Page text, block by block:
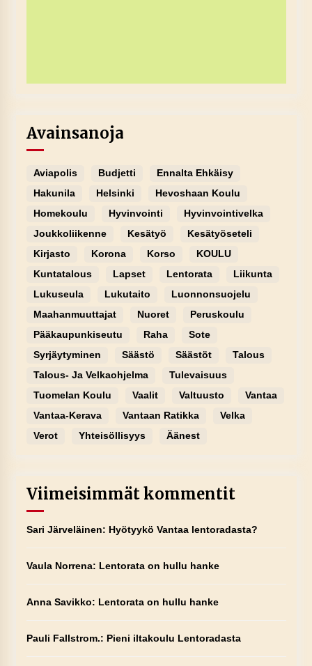
Avainsanoja
Aviapolis Budjetti
Ennalta Ehkäisy
Hakunila
Helsinki
Hevoshaan Koulu
Homekoulu
Hyvinvointi
Hyvinvointivelka
Joukkoliikenne
Kesätyö
Kesätyöseteli
Kirjasto
Korona Korso
KOULU
Kuntatalous
Lapset Lentorata
Liikunta
Lukuseula
Lukutaito
Luonnonsuojelu
Maahanmuuttajat
Nuoret
Peruskoulu
Pääkaupunkiseutu
Raha
Sote
Syrjäytyminen
Säästö Säästöt
Talous
Talous- Ja Velkaohjelma
Tulevaisuus
Tuomelan Koulu
Vaalit Valtuusto
Vantaa
Vantaa-Kerava
Vantaan Ratikka
Velka
Verot
Yhteisöllisyys Äänest
Viimeisimmät kommentit
Sari Järveläinen: Hyötyykö Vantaa lentoradasta?
Vaula Norrena: Lentorata on hullu hanke
Anna Savikko: Lentorata on hullu hanke
Pauli Fallstrom.: Pieni iltakoulu Lentoradasta